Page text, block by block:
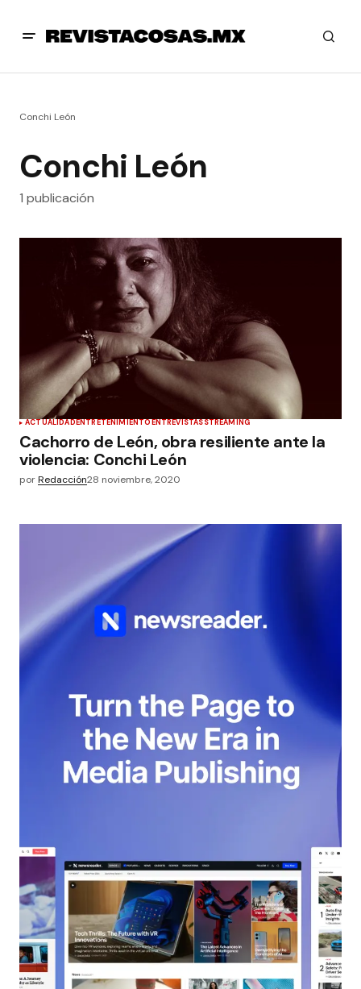
Conchi León
Conchi León
1 publicación
ACTUALIDADENTRETENIMIENTOENTREVISTASSTREAMING
Cachorro de León, obra resiliente ante la
violencia: Conchi León
porRedacción28 noviembre, 2020